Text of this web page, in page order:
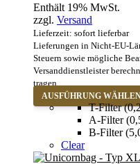
bis
Enthält 19% MwSt.
zzgl. Versand
Lieferzeit: sofort lieferbar
Lieferungen in Nicht-EU-
Steuern sowie mögliche
Versanddienstleister
tragen.
AUSFÜHRUNG
T-Filter
A-Filter
B-Filter
Clear